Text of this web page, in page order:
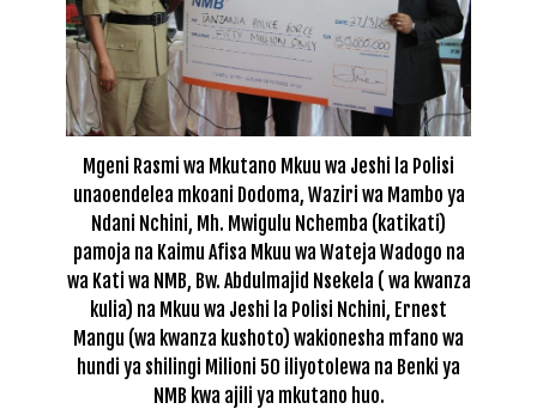
Mgeni Rasmi wa Mkutano Mkuu wa Jeshi la Polisi
unaoendelea mkoani Dodoma, Waziri wa Mambo ya
Ndani Nchini, Mh. Mwigulu Nchemba (katikati)
pamoja na Kaimu Afisa Mkuu wa Wateja Wadogo na
wa Kati wa NMB, Bw. Abdulmajid Nsekela ( wa kwanza
kulia) na Mkuu wa Jeshi la Polisi Nchini, Ernest
Mangu (wa kwanza kushoto) wakionesha mfano wa
hundi ya shilingi Milioni 50 iliyotolewa na Benki ya
NMB kwa ajili ya mkutano huo.